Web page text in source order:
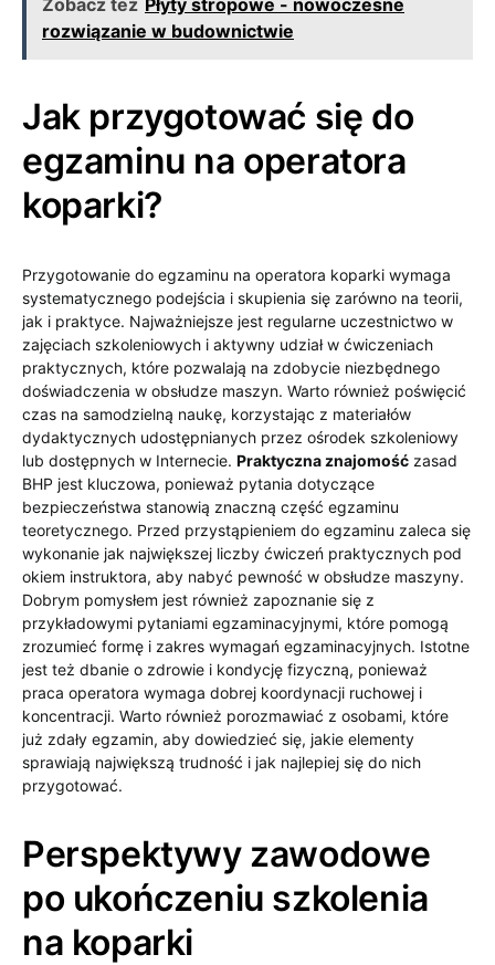
Zobacz też Płyty stropowe - nowoczesne
rozwiązanie w budownictwie
Jak przygotować się do
egzaminu na operatora
koparki?
Przygotowanie do egzaminu na operatora koparki wymaga
systematycznego podejścia i skupienia się zarówno na teorii,
jak i praktyce. Najważniejsze jest regularne uczestnictwo w
zajęciach szkoleniowych i aktywny udział w ćwiczeniach
praktycznych, które pozwalają na zdobycie niezbędnego
doświadczenia w obsłudze maszyn. Warto również poświęcić
czas na samodzielną naukę, korzystając z materiałów
dydaktycznych udostępnianych przez ośrodek szkoleniowy
lub dostępnych w Internecie. Praktyczna znajomość zasad
BHP jest kluczowa, ponieważ pytania dotyczące
bezpieczeństwa stanowią znaczną część egzaminu
teoretycznego. Przed przystąpieniem do egzaminu zaleca się
wykonanie jak największej liczby ćwiczeń praktycznych pod
okiem instruktora, aby nabyć pewność w obsłudze maszyny.
Dobrym pomysłem jest również zapoznanie się z
przykładowymi pytaniami egzaminacyjnymi, które pomogą
zrozumieć formę i zakres wymagań egzaminacyjnych. Istotne
jest też dbanie o zdrowie i kondycję fizyczną, ponieważ
praca operatora wymaga dobrej koordynacji ruchowej i
koncentracji. Warto również porozmawiać z osobami, które
już zdały egzamin, aby dowiedzieć się, jakie elementy
sprawiają największą trudność i jak najlepiej się do nich
przygotować.
Perspektywy zawodowe
po ukończeniu szkolenia
na koparki